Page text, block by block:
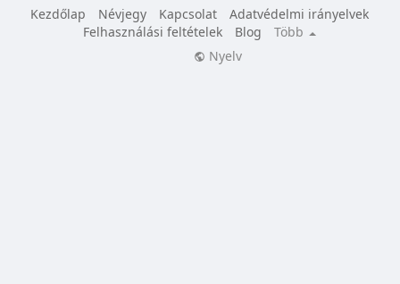
Kezdőlap
Névjegy Kapcsolat
Adatvédelmi irányelvek
Felhasználási feltételek
Blog
Több
Nyelv